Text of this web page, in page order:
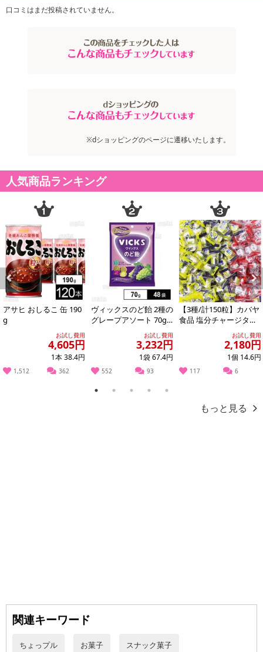
脂質：3.1 g
お申込みの際は 「商品情報」に記載されている「注意事項」を
【キャンセルについて】
記載されている内容を必ずご確認いただき、お届けする商品セット
にご納得いただきましたうえでお申し込みください。
※パッケージ変更や商品リニューアル(成分など含む)等により、参考
の掲載画像や画像内のバーコードなど、お届け商品と多少異なる場
合がございます。
また、[新たな加工食品の原料原産地表示制度]の経過措置期間の終
了により、商品詳細内に記載の原産国・原材料の表記が旧表記の場
合がございます。
あらかじめご了承いただいた上でお申込みください。なお、本理由
によるお申込み後のキャンセル・返品交換は対応いたしかねます。
【お支払いについて】
※送料はお試し費用に含まれております。
※お支払い方法は、電話料金合算払い、クレジットカード、dポイン
転売等、目的以外での利用が確認された場合は、サービス利用を停
止させていただきます。
口コミはまだ投稿されていません。
※dショッピングのページに遷移いたします。
人気商品ランキング
Previous
アサヒ おしるこ 缶 190
g
お試し費用
4,605円
1本 38.4円
1,512 362
ヴィックスのど飴 2種の
グレープアソート 70g
お試し費用
3,232円
1袋 67.4円
552 93
【3種/計150粒】カバヤ
食品 塩分チャージタブ
レッツ（塩レモン味・
スポーツドリ...
お試し費用
2,180円
1個 14.6円
117 6
Next
1 2 3 4 5
もっと見る
関連キーワード
ちょっプル お菓子 スナック菓子